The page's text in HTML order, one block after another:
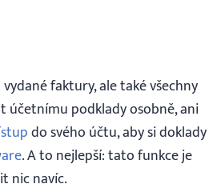
faktury, ale také všechny
účetnímu podklady osobně, ani
do svého účtu, aby si doklady
. A to nejlepší: tato funkce je
nic navíc.